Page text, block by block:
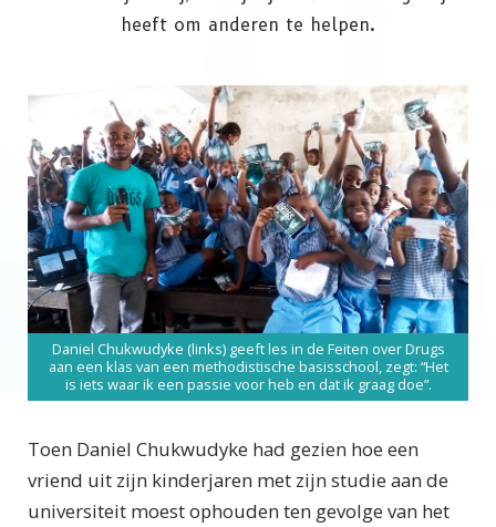
heeft om anderen te helpen.
Daniel Chukwudyke (links) geeft les in de Feiten over Drugs
aan een klas van een methodistische basisschool, zegt: “Het
is iets waar ik een passie voor heb en dat ik graag doe”.
Toen Daniel Chukwudyke had gezien hoe een
vriend uit zijn kinderjaren met zijn studie aan de
universiteit moest ophouden ten gevolge van het